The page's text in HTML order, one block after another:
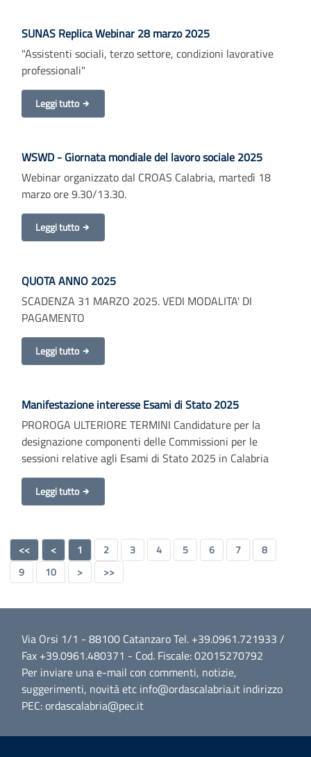
SUNAS Replica Webinar 28 marzo 2025
"Assistenti sociali, terzo settore, condizioni lavorative
professionali"
Leggi tutto
WSWD - Giornata mondiale del lavoro sociale 2025
Webinar organizzato dal CROAS Calabria, martedì 18
marzo ore 9.30/13.30.
Leggi tutto
QUOTA ANNO 2025
SCADENZA 31 MARZO 2025. VEDI MODALITA' DI
PAGAMENTO
Leggi tutto
Manifestazione interesse Esami di Stato 2025
PROROGA ULTERIORE TERMINI Candidature per la
designazione componenti delle Commissioni per le
sessioni relative agli Esami di Stato 2025 in Calabria
Leggi tutto
<< < 1 2 3 4 5 6 7
8
9
10 > >>
Via Orsi 1/1 - 88100 Catanzaro Tel. +39.0961.721933 /
Fax +39.0961.480371 - Cod. Fiscale: 02015270792
Per inviare una e-mail con commenti, notizie,
suggerimenti, novità etc info@ordascalabria.it indirizzo
PEC: ordascalabria@pec.it
Sezione Link Utili